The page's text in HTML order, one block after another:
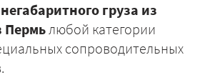
груза из
Пермьлюбой категории
сопроводительных